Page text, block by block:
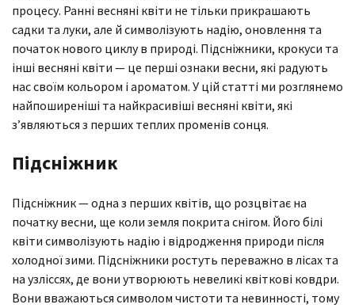
процесу. Ранні весняні квіти не тільки прикрашають
садки та луки, але й символізують надію, оновлення та
початок нового циклу в природі. Підсніжники, крокуси та
інші весняні квіти — це перші ознаки весни, які радують
нас своїм кольором і ароматом. У цій статті ми розглянемо
найпоширеніші та найкрасивіші весняні квіти, які
з’являються з перших теплих променів сонця.
Підсніжник
Підсніжник — одна з перших квітів, що розцвітає на
початку весни, ще коли земля покрита снігом. Його білі
квіти символізують надію і відродження природи після
холодної зими. Підсніжники ростуть переважно в лісах та
на узліссях, де вони утворюють невеликі квіткові ковдри.
Вони вважаються символом чистоти та невинності, тому